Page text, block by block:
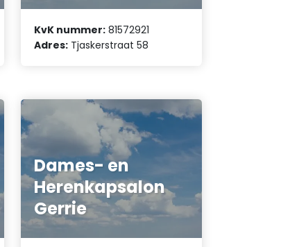
KvK nummer: 81572921
Adres: Tjaskerstraat 58
Dames- en
Herenkapsalon
Gerrie